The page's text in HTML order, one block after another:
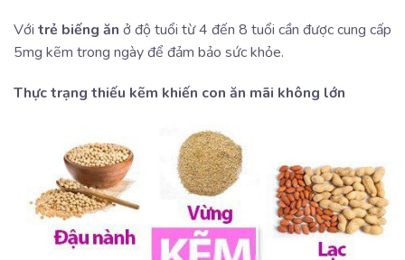
Với trẻ biếng ăn ở độ tuổi từ 4 đến 8 tuổi cần được cung cấp
5mg kẽm trong ngày để đảm bảo sức khỏe.
Thực trạng thiếu kẽm khiến con ăn mãi không lớn